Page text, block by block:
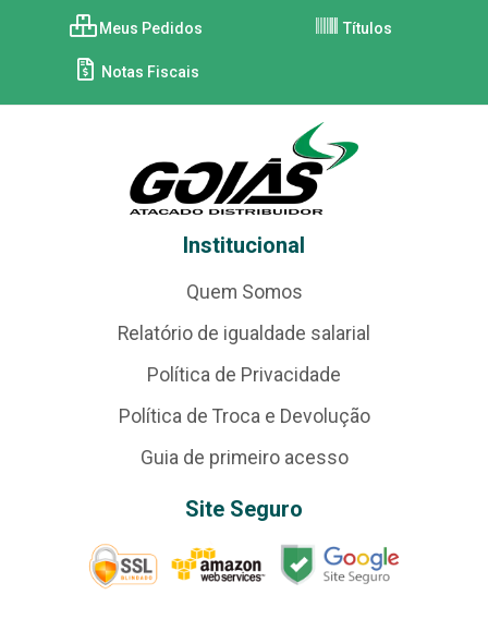
Meus Pedidos Títulos
Notas Fiscais
Institucional
Quem Somos
Relatório de igualdade salarial
Política de Privacidade
Política de Troca e Devolução
Guia de primeiro acesso
Site Seguro